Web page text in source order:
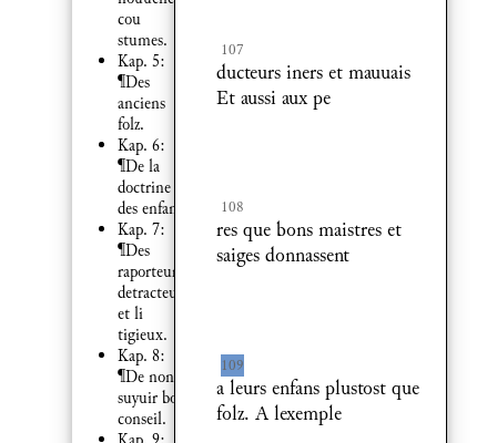
cou
stumes.
Kap. 5:
¶Des
anciens
folz.
Kap. 6:
¶De la
doctrine
des enfans.
Kap. 7:
¶Des
raporteurs
detracteurs
et li
tigieux.
Kap. 8:
¶De non
suyuir bon
conseil.
107
ducteurs iners et mauuais
Et aussi aux pe
108
res que bons maistres et
saiges donnassent
109
a leurs enfans plustost que
folz. A lexemple